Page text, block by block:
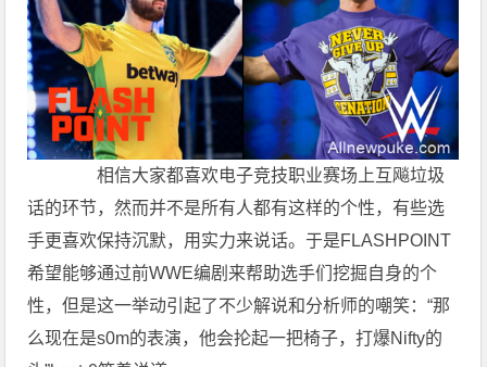
相信大家都喜欢电子竞技职业赛场上互飚垃圾
话的环节，然而并不是所有人都有这样的个性，有些选
手更喜欢保持沉默，用实力来说话。于是FLASHPOINT
希望能够通过前WWE编剧来帮助选手们挖掘自身的个
性，但是这一举动引起了不少解说和分析师的嘲笑：“那
么现在是s0m的表演，他会抡起一把椅子，打爆Nifty的